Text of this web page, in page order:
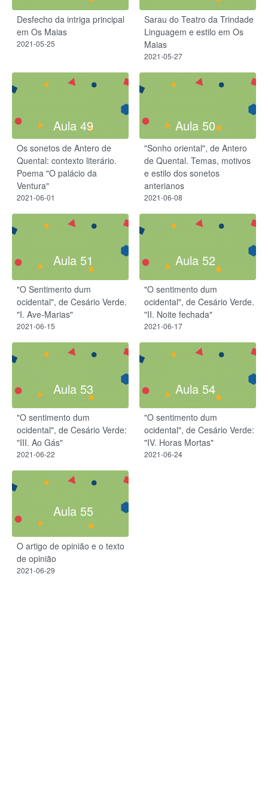
Desfecho da intriga principal
em Os Maias
2021-05-25
Sarau do Teatro da Trindade
Linguagem e estilo em Os
Maias
2021-05-27
Aula 49
Os sonetos de Antero de
Quental: contexto literário.
Poema "O palácio da
Ventura"
2021-06-01
Aula 50
"Sonho oriental", de Antero
de Quental. Temas, motivos
e estilo dos sonetos
anterianos
2021-06-08
Aula 51
"O Sentimento dum
ocidental", de Cesário Verde.
"I. Ave-Marias"
2021-06-15
Aula 52
"O sentimento dum
ocidental", de Cesário Verde.
"II. Noite fechada"
2021-06-17
Aula 53
"O sentimento dum
ocidental", de Cesário Verde:
"III. Ao Gás"
2021-06-22
Aula 54
"O sentimento dum
ocidental", de Cesário Verde:
"IV. Horas Mortas"
2021-06-24
Aula 55
O artigo de opinião e o texto
de opinião
2021-06-29